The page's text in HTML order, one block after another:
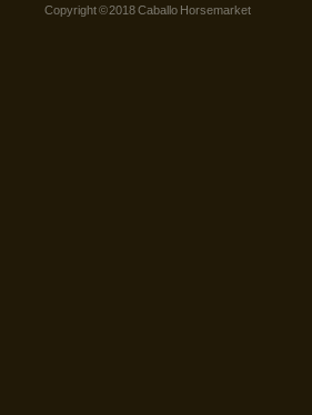
Copyright © 2018 Caballo Horsemarket